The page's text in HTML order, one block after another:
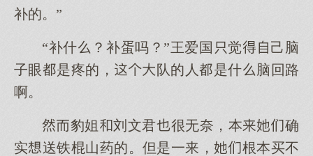
补的。”
“补什？补蛋吗？”王爱国觉己脑
子眼是疼的，队的人是什脑回路
啊。
豹姐刘文君很无奈，本确
实送铁棍山药的。但是一，根本买不